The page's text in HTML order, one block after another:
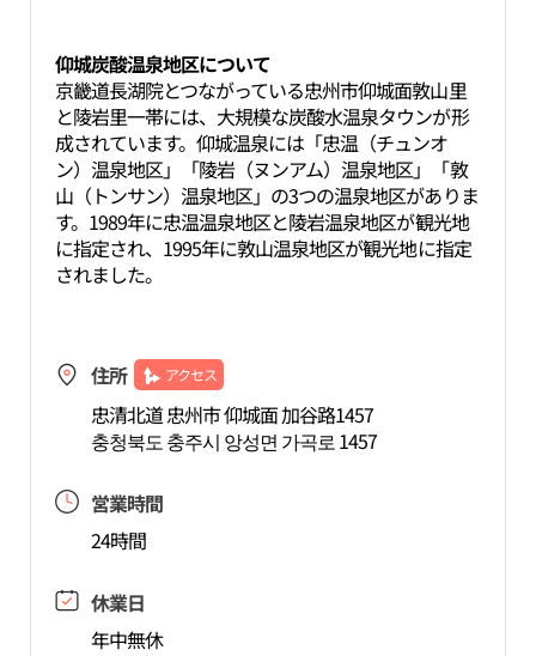
仰城炭酸温泉地区について
京畿道長湖院とつながっている忠州市仰城面敦山里
と陵岩里一帯には、大規模な炭酸水温泉タウンが形
成されています。仰城温泉には「忠温（チュンオ
ン）温泉地区」「陵岩（ヌンアム）温泉地区」「敦
山（トンサン）温泉地区」の3つの温泉地区がありま
す。1989年に忠温温泉地区と陵岩温泉地区が観光地
に指定され、1995年に敦山温泉地区が観光地に指定
されました。
住所 アクセス
忠清北道 忠州市 仰城面 加谷路1457
충청북도 충주시 앙성면 가곡로 1457
営業時間
24時間
休業日
年中無休